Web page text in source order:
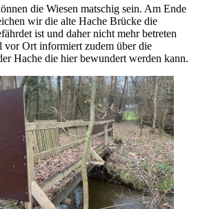
die Wiesen matschig sein. Am Ende
wir die alte Hache Brücke die
ist und daher nicht mehr betreten
vor Ort informiert zudem über die
Hache die hier bewundert werden kann.